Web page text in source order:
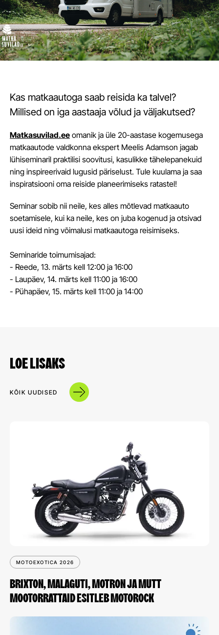
Kas matkaautoga saab reisida ka talvel?
Millised on iga aastaaja võlud ja väljakutsed?
Matkasuvilad.ee omanik ja üle 20-aastase kogemusega
matkaautode valdkonna ekspert Meelis Adamson jagab
lühiseminaril praktilisi soovitusi, kasulikke tähelepanekuid
ning inspireerivaid lugusid päriselust. Tule kuulama ja saa
inspiratsiooni oma reiside planeerimiseks ratastel!
Seminar sobib nii neile, kes alles mõtlevad matkaauto
soetamisele, kui ka neile, kes on juba kogenud ja otsivad
uusi ideid ning võimalusi matkaautoga reisimiseks.
Seminaride toimumisajad:
- Reede, 13. märts kell 12:00 ja 16:00
- Laupäev, 14. märts kell 11:00 ja 16:00
- Pühapäev, 15. märts kell 11:00 ja 14:00
LOE LISAKS
KÕIK UUDISED
MOTOEXOTICA 2026
BRIXTON, MALAGUTI, MOTRON JA MUTT
MOOTORRATTAID ESITLEB MOTOROCK